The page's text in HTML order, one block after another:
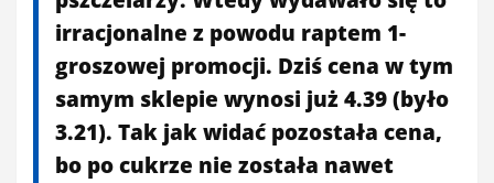
irracjonalne z powodu raptem 1-
groszowej promocji. Dziś cena w tym
samym sklepie wynosi już 4.39 (było
3.21). Tak jak widać pozostała cena,
bo po cukrze nie została nawet